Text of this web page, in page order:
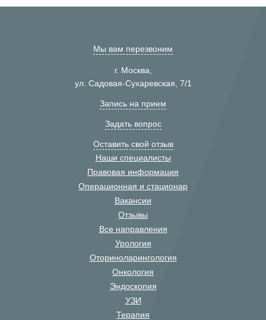
Мы вам перезвоним
г. Москва,
ул. Садовая-Сухаревская, 7/1
Запись на прием
Задать вопрос
Оставить свой отзыв
Наши специалисты
Правовая информация
Операционная и стационар
Вакансии
Отзывы
Все направления
Урология
Оториноларингология
Онкология
Эндоскопия
УЗИ
Терапия